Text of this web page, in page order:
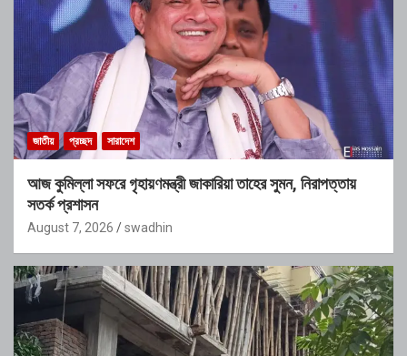
জাতীয় প্রচ্ছদ সারাদেশ
আজ কুমিল্লা সফরে গৃহায়ণমন্ত্রী জাকারিয়া তাহের সুমন, নিরাপত্তায়
সতর্ক প্রশাসন
August 7, 2026 swadhin